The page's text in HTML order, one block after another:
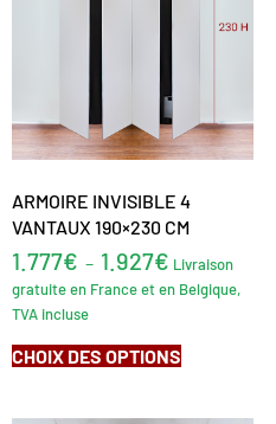
ARMOIRE INVISIBLE 4
VANTAUX 190×230 CM
1.777€ – 1.927€ Livraison
gratuite en France et en Belgique,
TVA incluse
CHOIX DES OPTIONS